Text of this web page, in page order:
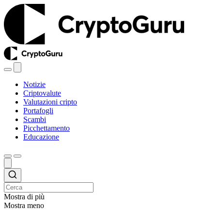
Notizie
Criptovalute
Valutazioni cripto
Portafogli
Scambi
Picchettamento
Educazione
Mostra di più
Mostra meno